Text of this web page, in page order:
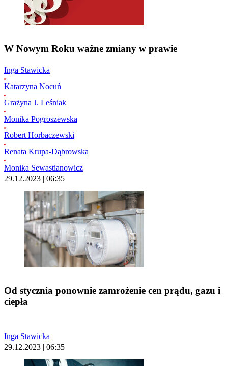
W Nowym Roku ważne zmiany w prawie
Inga Stawicka
Katarzyna Nocuń
Grażyna J. Leśniak
Monika Pogroszewska
Robert Horbaczewski
Renata Krupa-Dąbrowska
Monika Sewastianowicz
29.12.2023 | 06:35
Od stycznia ponownie zamrożenie cen prądu, gazu i
ciepła
Inga Stawicka
29.12.2023 | 06:35